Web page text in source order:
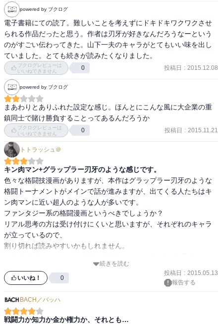
特にアツいのは74話からの関林ＶＳ鬼王山、105話からの金田末吉Ｖ
Ｓガオラン。
powered by ブクログ
電子書籍にての読了。難しいことを考えずにドキドキワクワクさせ
られる作品だったと思う。作者は刃牙が好きなんだろうなーという
のがすごい伝わってきた。山下一夫のキャラがとてもいい味を出し
ていました。とても続きが読みたくなりました。
ブクログレビューは
いいねできません
0 投稿日 : 2015.12.08
powered by ブクログ
まあわりとありふれた設定な感じ。ほんとにこんな風に大企業の重
鎮同士で賭け勝負することってあるんだろうか
ブクログレビューは
いいねできません
0 投稿日 : 2015.11.21
トトラッシュ＠
キン肉マン+グラップラー刃牙のような感じです。
色々な格闘技漫画がありますが、本作はグラップラー刃牙のような
格闘トーナメントがメインで話が進みますが、出てくる人たちはキ
ン肉マンに近い超人のような人が多いです。
ファンタジー系の格闘漫画というべきでしょうか？
リアル思考の方は受け付けにくいと思いますが、それぞれのキャラ
が立っているので、
割り切れば読みやすいかもしれません。
続きを読む
いいね！ 0
投稿日 : 2015.05.13
報告する
BACH／バッハ
戦闘力か知力か金か権力か、それとも…